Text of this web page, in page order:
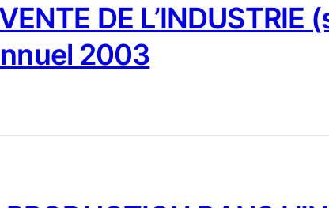
DE L’INDUSTRIE
2003